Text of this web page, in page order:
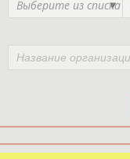
Выберите из списка